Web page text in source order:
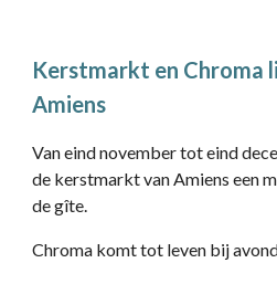
Kerstmarkt en Chroma
Amiens
Van eind november tot eind
de kerstmarkt van Amiens een
de gîte.
Chroma komt tot leven bij